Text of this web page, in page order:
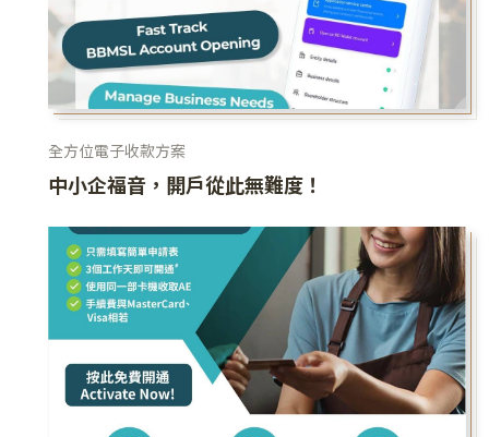
全方位電子收款方案
中小企福音，開戶從此無難度！